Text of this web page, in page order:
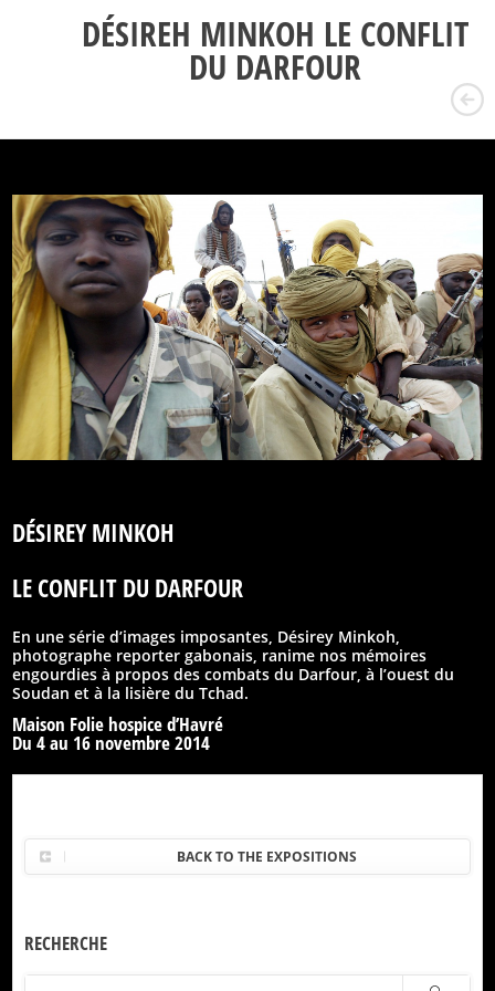
DÉSIREH MINKOH LE CONFLIT
DU DARFOUR
DÉSIREY MINKOH
LE CONFLIT DU DARFOUR
En une série d’images imposantes, Désirey Minkoh,
photographe reporter gabonais, ranime nos mémoires
engourdies à propos des combats du Darfour, à l’ouest du
Soudan et à la lisière du Tchad.
Maison Folie hospice d’Havré
Du 4 au 16 novembre 2014
BACK TO THE EXPOSITIONS
RECHERCHE